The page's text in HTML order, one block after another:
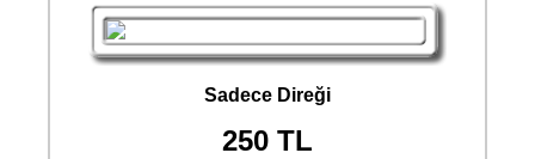
Sadece Direği
250 TL